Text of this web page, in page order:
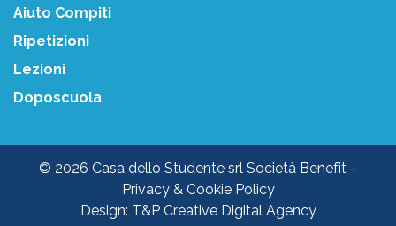
Aiuto Compiti
Ripetizioni
Lezioni
Doposcuola
© 2026 Casa dello Studente srl Società Benefit –
Privacy & Cookie Policy
Design: T&P Creative Digital Agency